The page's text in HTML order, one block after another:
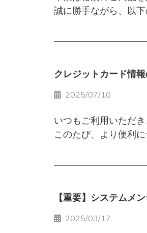
余裕を持ったご注文
メンテナンスおよび
今後ともごみ.Tokyo
なお、年末年始休業
お客様にはご不便、
白井エコセンター株式
※中央区銀座1～8丁目
◎ごみ袋配送停止期
東京クリーンリサイク
誠に勝手ながら、以
つきましては、ごみ
なお、夏季休業期間
クレジットカード情
2025/07/10
いつもご利用いただ
このたび、より便利
・マイページ右上の「
【重要】システムメ
2025/03/17